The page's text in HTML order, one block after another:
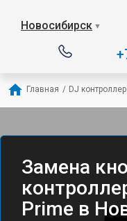
Новосибирск ▼
Главная / DJ контроллер
Замена
Prime в